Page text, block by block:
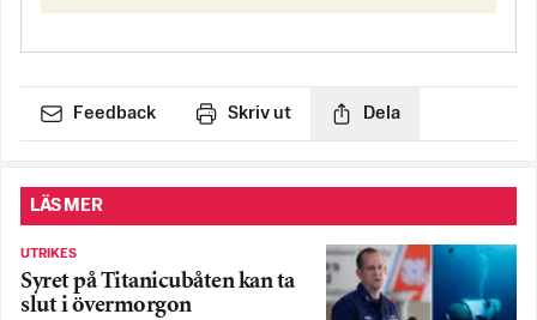
Feedback Skriv ut Dela
LÄS MER
UTRIKES
Syret på Titanicubåten kan ta
slut i övermorgon